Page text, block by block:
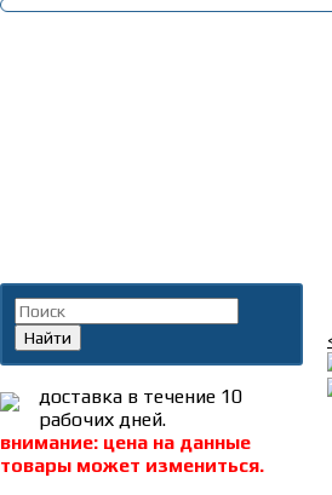
Найти
доставка в течение 10
рабочих дней.
внимание: цена на данные
товары может измениться.